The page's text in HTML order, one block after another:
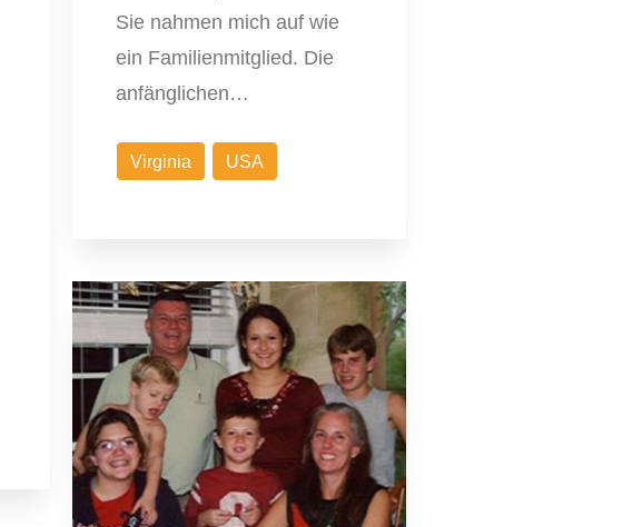
Sie nahmen mich auf wie
ein Familienmitglied. Die
anfänglichen…
Virginia USA